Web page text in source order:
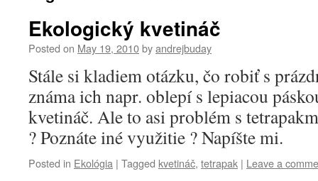
Ekologický kvetináč
Posted on May 19, 2010byandrejbuday
Stále si kladiem otázku, čo robiť s
známa ich napr. oblepí s lepiacou
kvetináč. Ale to asi problém s
? Poznáte iné využitie ? Napíšte mi.
Posted in Ekológia | Tagged kvetináč, tetrapak | Leave a